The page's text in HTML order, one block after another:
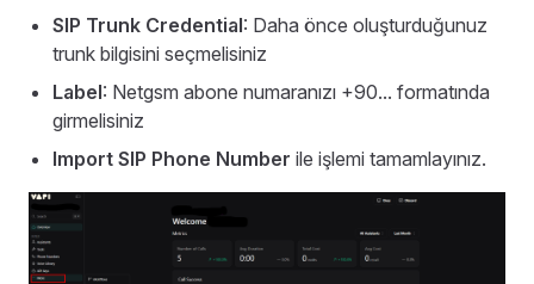
SIP Trunk Credential: Daha önce oluşturduğunuz
trunk bilgisini seçmelisiniz
Label: Netgsm abone numaranızı +90... formatında
girmelisiniz
Import SIP Phone Number ile işlemi tamamlayınız.